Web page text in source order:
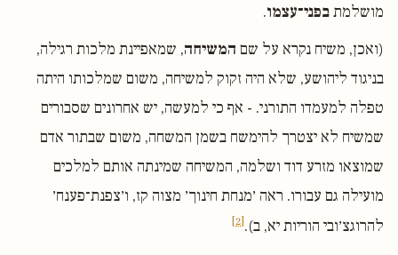
מושלמתבפני־עצמו.
(ואכן, משיח נקרא על שם המשיחה, שמאפיינת מלכות רגילה,
בניגוד ליהושע, שלא היה זקוק למשיחה, משום שמלכותו היתה
טפלה למעמדו התורני. - אף כי למעשה, יש אחרונים שסבורים
שמשיח לא יצטרך להימשח בשמן המשחה, משום שבתור אדם
שמוצאו מזרע דוד ושלמה, המשיחה שמינתה אותם למלכים
מועילה גם עבורו. ראה ׳מנחת חינוך׳ מצוה קז, ו׳צפנת־פענח׳
להרוגצ׳ובי הוריות יא, ב).[2]